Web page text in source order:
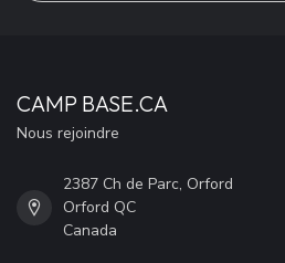
CAMP BASE.CA
Nous rejoindre
2387 Ch de Parc, Orford
Orford QC
Canada